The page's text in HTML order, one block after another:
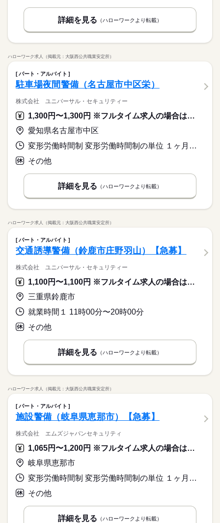
詳細を見る （ハローワークより転載）
ハローワーク求人（掲載元：大阪西公共職業安定所）
パート・アルバイト
駐車場夜間警備（名古屋市中区栄）
株式会社 ユニバーサル・セキュリティー
1,300円〜1,300円 ※フルタイム求人の場合は月額（換算額）、パート求人の場合は時間額を表示しています。
愛知県名古屋市中区
変形労働時間制 変形労働時間制の単位 １ヶ月単位 就業時間１ 20時00分〜8時00分
その他
詳細を見る （ハローワークより転載）
ハローワーク求人（掲載元：大阪西公共職業安定所）
パート・アルバイト
交通誘導警備（鈴鹿市庄野羽山）【急募】
株式会社 ユニバーサル・セキュリティー
1,100円〜1,100円 ※フルタイム求人の場合は月額（換算額）、パート求人の場合は時間額を表示しています。
三重県鈴鹿市
就業時間１ 11時00分〜20時00分
その他
詳細を見る （ハローワークより転載）
ハローワーク求人（掲載元：大阪西公共職業安定所）
パート・アルバイト
施設警備（岐阜県恵那市）【急募】
株式会社 エムズジャパンセキュリティ
1,065円〜1,200円 ※フルタイム求人の場合は月額（換算額）、パート求人の場合は時間額を表示しています。
岐阜県恵那市
変形労働時間制 変形労働時間制の単位 １ヶ月単位 就業時間１ 18時00分〜8時00分 就業時間２ 8時00分〜18時00分 就業時間３ 8時00分〜7時59分 就業時間に関する特記事項 シフト制
その他
詳細を見る （ハローワークより転載）